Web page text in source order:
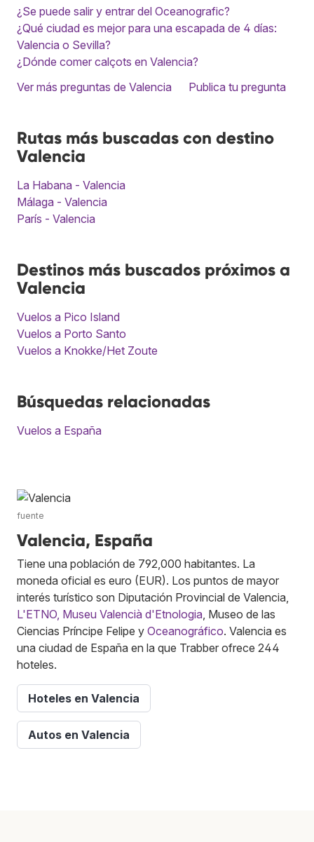
¿Se puede salir y entrar del Oceanografic?
¿Qué ciudad es mejor para una escapada de 4 días:
Valencia o Sevilla?
¿Dónde comer calçots en Valencia?
Ver más preguntas de Valencia
Publica tu pregunta
Rutas más buscadas con destino
Valencia
La Habana - Valencia
Málaga - Valencia
París - Valencia
Destinos más buscados próximos a
Valencia
Vuelos a Pico Island
Vuelos a Porto Santo
Vuelos a Knokke/Het Zoute
Búsquedas relacionadas
Vuelos a España
fuente
Valencia, España
Tiene una población de 792,000 habitantes. La
moneda oficial es euro (EUR). Los puntos de mayor
interés turístico son Diputación Provincial de Valencia,
L'ETNO, Museu Valencià d'Etnologia , Museo de las
Ciencias Príncipe Felipe y Oceanográfico. Valencia es
una ciudad de España en la que Trabber ofrece 244
hoteles.
Hoteles en Valencia
Autos en Valencia